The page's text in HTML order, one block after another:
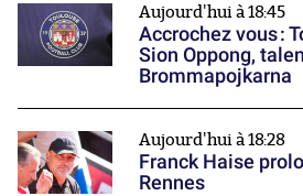
Aujourd'hui à 18:45
Accrochez vous :
Sion Oppong,
Brommapojkarna
Aujourd'hui à 18:28
Franck Haise
Rennes